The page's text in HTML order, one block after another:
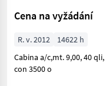
Cena na vyžádání
R. v. 2012
14622 h
Cabina a/c,mt. 9,00, 40
con 3500 o